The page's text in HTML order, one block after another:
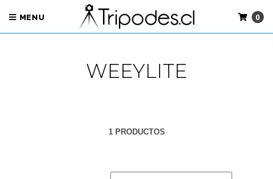
MENU 0
WEEYLITE
1 PRODUCTOS